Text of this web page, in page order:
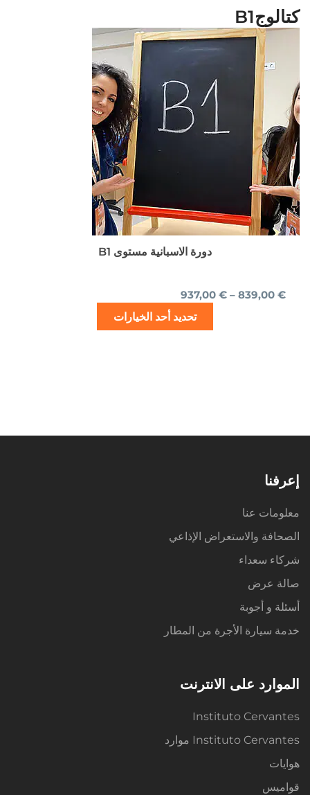
كتالوجB1
دورة الاسبانية مستوى B1
839,00€
–
937,00€
نطاق
السعر:
خلال
⁦937,00 €⁩
تحديد أحد الخيارات
هناك
العديد
من
الأشكال
المختلفة
لهذا
المنتج.
يمكن
اختيار
الخيارات
على
صفحة
المنتج
إعرفنا
معلومات عنا
الصحافة والاستعراض الإذاعي
شركاء سعداء
صالة عرض
أسئلة و أجوبة
خدمة سيارة الأجرة من المطار
الموارد على الانترنت
Instituto Cervantes
Instituto Cervantes موارد
هوايات
قواميس